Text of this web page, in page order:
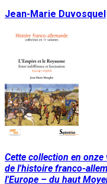
Jean-Marie Duvosquel
Cette collection en
de l'histoire franco-
l'Europe – du haut